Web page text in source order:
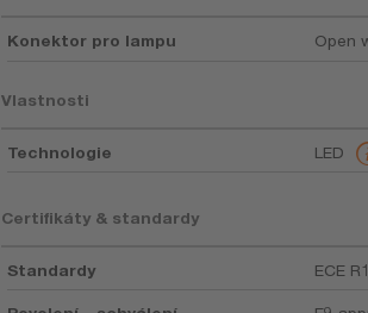
Konektor pro lampu Open
Vlastnosti
Technologie LED
Certifikáty & standardy
Standardy ECE